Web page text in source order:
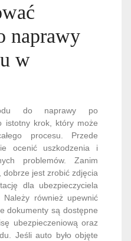
naprawy
w
do naprawy po
istotny krok, który może
procesu. Przede
ocenić uszkodzenia i
problemów. Zanim
jest zrobić zdjęcia
dla ubezpieczyciela
również upewnić
dokumenty są dostępne
ubezpieczeniową oraz
Jeśli auto było objęte